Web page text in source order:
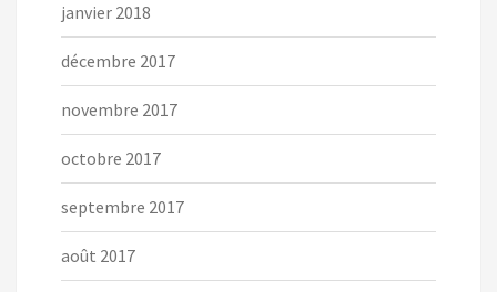
janvier 2018
décembre 2017
novembre 2017
octobre 2017
septembre 2017
août 2017